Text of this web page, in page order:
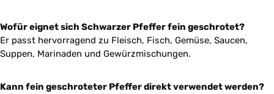
Wofür eignet sich Schwarzer Pfeffer fein geschrotet?
Er passt hervorragend zu Fleisch, Fisch, Gemüse, Saucen,
Suppen, Marinaden und Gewürzmischungen.
Kann fein geschroteter Pfeffer direkt verwendet werden?